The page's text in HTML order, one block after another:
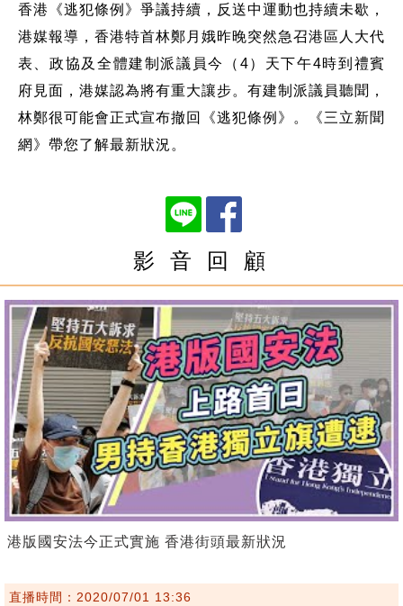
香港《逃犯條例》爭議持續，反送中運動也持續未歇，
港媒報導，香港特首林鄭月娥昨晚突然急召港區人大代
表、政協及全體建制派議員今（4）天下午4時到禮賓
府見面，港媒認為將有重大讓步。有建制派議員聽聞，
林鄭很可能會正式宣布撤回《逃犯條例》。《三立新聞
網》帶您了解最新狀況。
影 音 回 顧
港版國安法今正式實施 香港街頭最新狀況
直播時間：2020/07/01 13:36